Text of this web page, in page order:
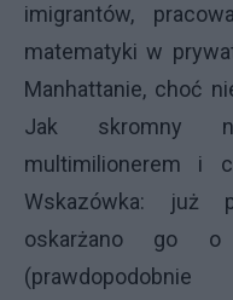
imigrantów,
matematyki w
Manhattanie, choć
Jak skromny
multimilionerem i
Wskazówka: już
oskarżano go o